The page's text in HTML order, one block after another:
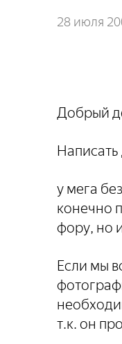
28 июля
Добрый
у мега
конечно
фору, но
Если мы
т.к. он